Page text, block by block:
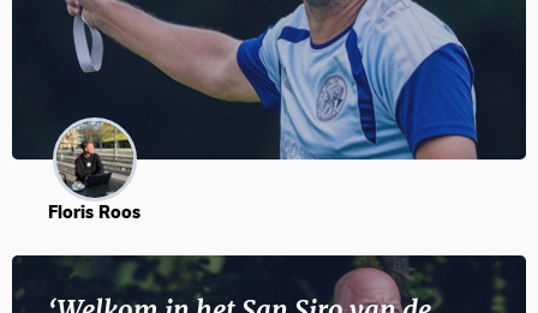
Floris Roos